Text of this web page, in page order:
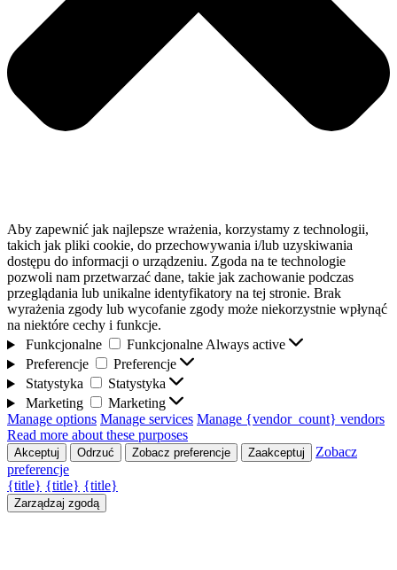
Aby zapewnić jak najlepsze wrażenia, korzystamy z technologii,
takich jak pliki cookie, do przechowywania i/lub uzyskiwania
dostępu do informacji o urządzeniu. Zgoda na te technologie
pozwoli nam przetwarzać dane, takie jak zachowanie podczas
przeglądania lub unikalne identyfikatory na tej stronie. Brak
wyrażenia zgody lub wycofanie zgody może niekorzystnie wpłynąć
na niektóre cechy i funkcje.
Funkcjonalne
Funkcjonalne Always active
Preferencje
Preferencje
Statystyka
Statystyka
Marketing
Marketing
Manage options Manage services Manage {vendor_count} vendors
Read more about these purposes
Akceptuj Odrzuć Zobacz preferencje Zaakceptuj
Zobacz
preferencje
{title} {title} {title}
Zarządzaj zgodą